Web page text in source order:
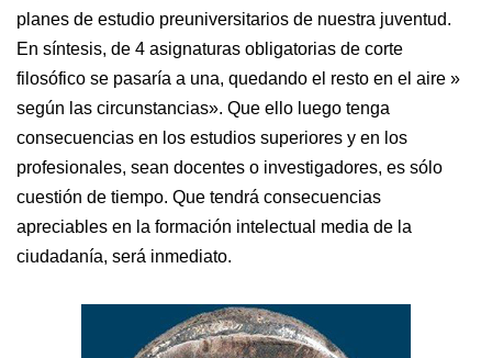
planes de estudio preuniversitarios de nuestra juventud.
En síntesis, de 4 asignaturas obligatorias de corte
filosófico se pasaría a una, quedando el resto en el aire »
según las circunstancias». Que ello luego tenga
consecuencias en los estudios superiores y en los
profesionales, sean docentes o investigadores, es sólo
cuestión de tiempo. Que tendrá consecuencias
apreciables en la formación intelectual media de la
ciudadanía, será inmediato.